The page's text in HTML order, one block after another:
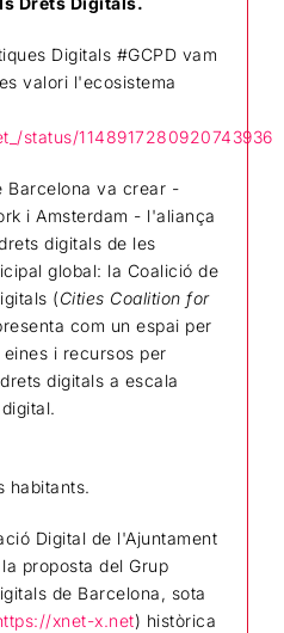
Digitals #GCPD vam
valori l'ecosistema
status/1148917280920743936
Barcelona va crear -
i Amsterdam - l'aliança
digitals de les
global: la Coalició de
(Cities Coalition for
com un espai per
i recursos per
digitals a escala
habitants.
Digital de l'Ajuntament
proposta del Grup
de Barcelona, sota
xnet-x.net) històrica